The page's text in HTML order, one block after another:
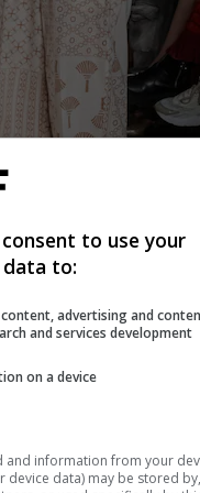
de Alado, en su
viaje emocional que
Pasarelas de moda
to use your
data to:
advertising and
and services development
on a device
and information from your
device data) may be stored by,